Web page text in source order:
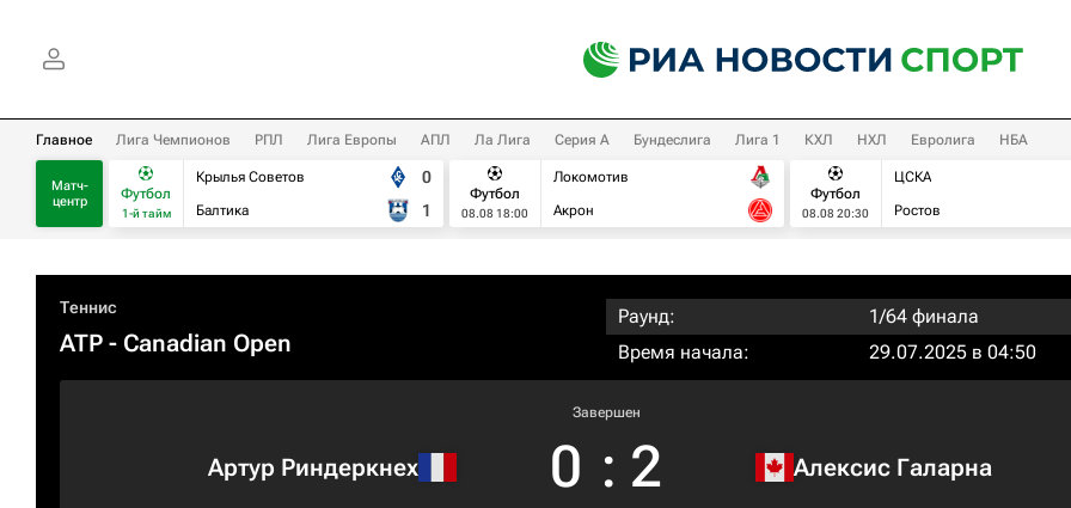
Главное Лига Чемпионов РПЛ Лига Европы АПЛ Ла Лига Серия А Бундеслига Лига 1 КХЛ НХЛ Евролига НБА
Матч-
центр
Футбол
1-й тайм
Крылья Советов
Балтика
0
1
Футбол
08.08 18:00
Локомотив
Акрон
Футбол
08.08 20:30
ЦСКА
Ростов
Теннис
ATP - Canadian Open
Раунд:
1/64 финала
Время начала:
29.07.2025 в 04:50
Артур Риндеркнех
Завершен
0 : 2 Алексис Галарна